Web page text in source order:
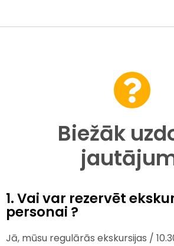
Biežāk
1. Vai var rezervēt
personai ?
Jā, mūsu regulārās ekskursijas /